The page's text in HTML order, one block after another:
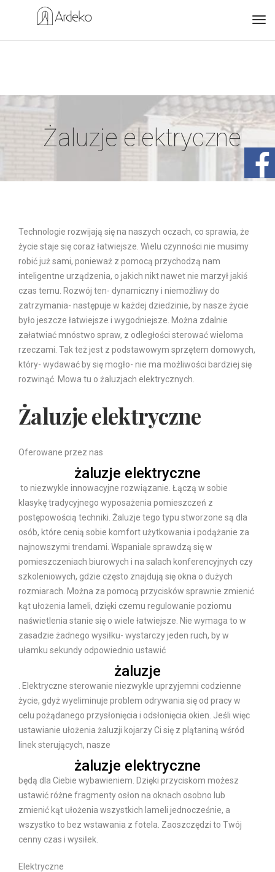
Żaluzje elektryczne
Technologie rozwijają się na naszych oczach, co sprawia, że
życie staje się coraz łatwiejsze. Wielu czynności nie musimy
robić już sami, ponieważ z pomocą przychodzą nam
inteligentne urządzenia, o jakich nikt nawet nie marzył jakiś
czas temu. Rozwój ten- dynamiczny i niemożliwy do
zatrzymania- następuje w każdej dziedzinie, by nasze życie
było jeszcze łatwiejsze i wygodniejsze. Można zdalnie
załatwiać mnóstwo spraw, z odległości sterować wieloma
rzeczami. Tak też jest z podstawowym sprzętem domowych,
który- wydawać by się mogło- nie ma możliwości bardziej się
rozwinąć. Mowa tu o żaluzjach elektrycznych.
Żaluzje elektryczne
Oferowane przez nas
żaluzje elektryczne
to niezwykle innowacyjne rozwiązanie. Łączą w sobie
klasykę tradycyjnego wyposażenia pomieszczeń z
postępowością techniki. Żaluzje tego typu stworzone są dla
osób, które cenią sobie komfort użytkowania i podążanie za
najnowszymi trendami. Wspaniale sprawdzą się w
pomieszczeniach biurowych i na salach konferencyjnych czy
szkoleniowych, gdzie często znajdują się okna o dużych
rozmiarach. Można za pomocą przycisków sprawnie zmienić
kąt ułożenia lameli, dzięki czemu regulowanie poziomu
naświetlenia stanie się o wiele łatwiejsze. Nie wymaga to w
zasadzie żadnego wysiłku- wystarczy jeden ruch, by w
ułamku sekundy odpowiednio ustawić
żaluzje
. Elektryczne sterowanie niezwykle uprzyjemni codzienne
życie, gdyż wyeliminuje problem odrywania się od pracy w
celu pożądanego przysłonięcia i odsłonięcia okien. Jeśli więc
ustawianie ułożenia żaluzji kojarzy Ci się z plątaniną wśród
linek sterujących, nasze
żaluzje elektryczne
będą dla Ciebie wybawieniem. Dzięki przyciskom możesz
ustawić różne fragmenty osłon na oknach osobno lub
zmienić kąt ułożenia wszystkich lameli jednocześnie, a
wszystko to bez wstawania z fotela. Zaoszczędzi to Twój
cenny czas i wysiłek.
Elektryczne